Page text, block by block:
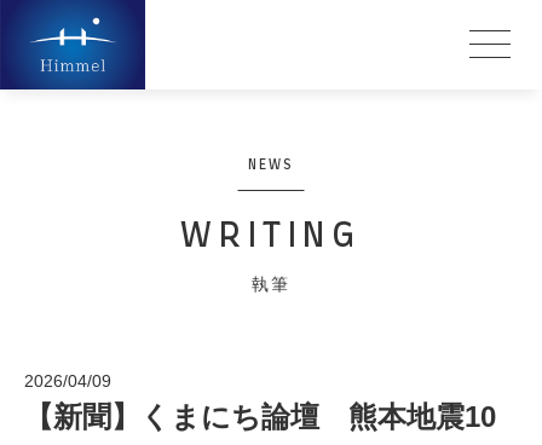
NEWS
WRITING
執筆
2026/04/09
【新聞】くまにち論壇 熊本地震10